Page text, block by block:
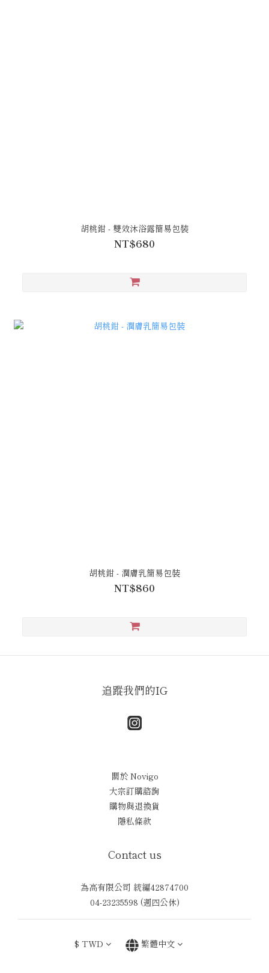
胡桃鉗 - 雙效沐浴露簡易包裝
NT$680
胡桃鉗 - 潤膚乳簡易包裝
NT$860
追蹤我們的IG
關於 Novigo
大宗訂購諮詢
購物與退換貨
隱私條款
Contact us
為高有限公司 統編42874700
04-23235598 (週四公休)
$ TWD 繁體中文